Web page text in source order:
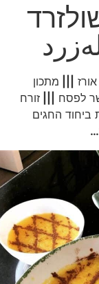
|||
מתכון
לפסח|||
זורח
החגים